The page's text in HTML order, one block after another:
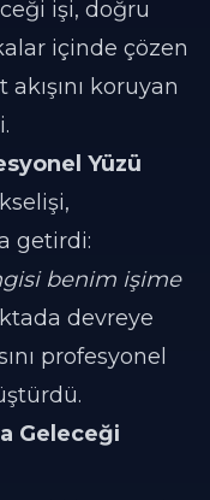
işi, doğru
içinde çözen
koruyan
Yüzü
getirdi:
benim işime
devreye
profesyonel
Geleceği